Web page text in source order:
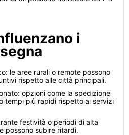
i
le aree rurali o remote possono
rispetto alle città principali.
opzioni come la spedizione
tempi più rapidi rispetto ai servizi
festività o periodi di alta
possono subire ritardi.